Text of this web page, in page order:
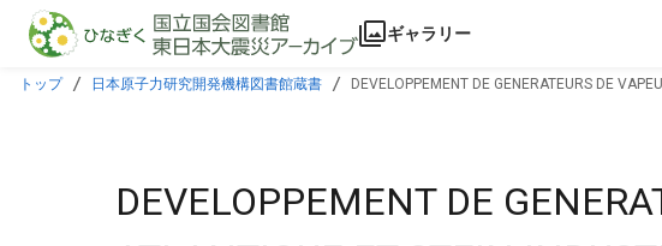
本文に飛ぶ
ギャラリー
トップ 日本原子力研究開発機構図書館蔵書 DEVELOPPEMENT DE GENERATEURS DE
DEVELOPPEMENT DE